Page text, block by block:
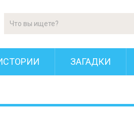
ЗАГАДКИ